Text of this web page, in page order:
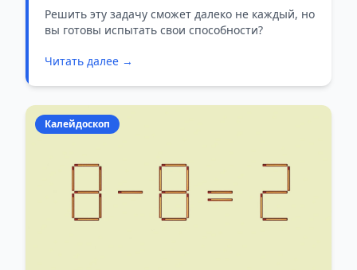
спичку за 13 секунд?
Решить эту задачу сможет далеко не каждый, но
вы готовы испытать свои способности?
Читать далее →
Калейдоскоп